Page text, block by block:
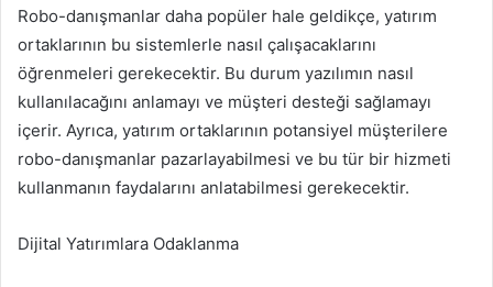
Robo-danışmanlar daha popüler hale geldikçe, yatırım
ortaklarının bu sistemlerle nasıl çalışacaklarını
öğrenmeleri gerekecektir. Bu durum yazılımın nasıl
kullanılacağını anlamayı ve müşteri desteği sağlamayı
içerir. Ayrıca, yatırım ortaklarının potansiyel müşterilere
robo-danışmanlar pazarlayabilmesi ve bu tür bir hizmeti
kullanmanın faydalarını anlatabilmesi gerekecektir.
Dijital Yatırımlara Odaklanma